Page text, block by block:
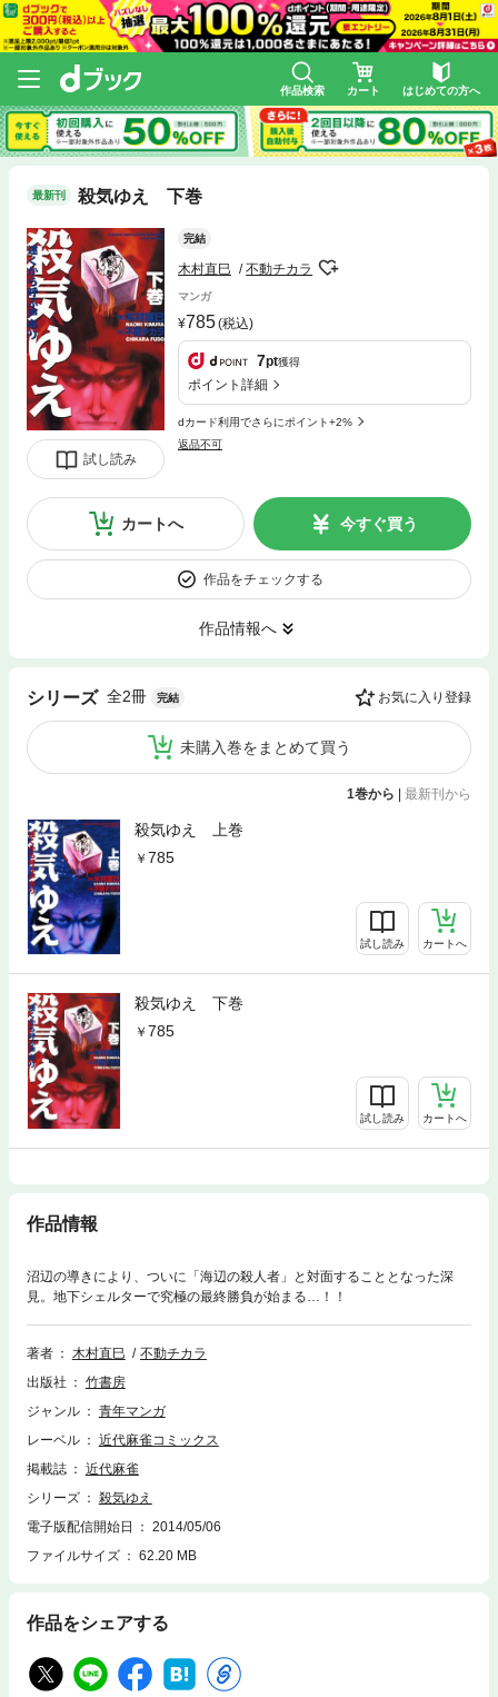
作品検索 カート はじめての方へ
最新刊 殺気ゆえ 下巻
試し読み
完結
木村直巳 不動チカラ
マンガ
785(税込)
7pt獲得
ポイント詳細
dカード利用でさらにポイント+2%
返品不可
カートへ 今すぐ買う
作品をチェックする
作品情報へ
シリーズ 全2冊 完結 お気に入り登録
未購入巻をまとめて買う
1巻から | 最新刊から
殺気ゆえ 上巻
785
試し読み カートへ
殺気ゆえ 下巻
785
試し読み カートへ
作品情報
沼辺の導きにより、ついに「海辺の殺人者」と対面することとなった深
見。地下シェルターで究極の最終勝負が始まる…！！
著者 木村直巳
不動チカラ
出版社
竹書房
ジャンル
青年マンガ
レーベル
近代麻雀コミックス
掲載誌
近代麻雀
シリーズ
殺気ゆえ
電子版配信開始日
2014/05/06
ファイルサイズ
62.20 MB
作品をシェアする